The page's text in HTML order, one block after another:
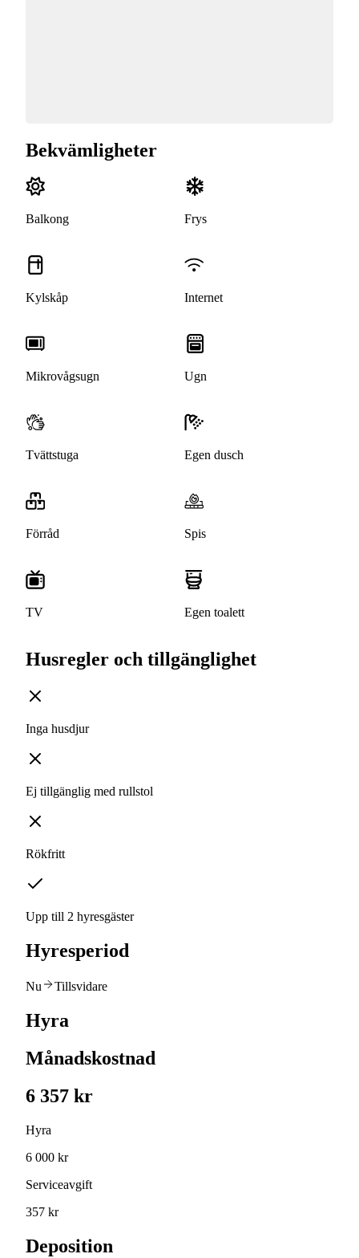
Bekvämligheter
Balkong Frys
Kylskåp Internet
Mikrovågsugn Ugn
Tvättstuga Egen dusch
Förråd Spis
TV Egen toalett
Husregler och tillgänglighet
Inga husdjur
Ej tillgänglig med rullstol
Rökfritt
Upp till 2 hyresgäster
Hyresperiod
Nu Tillsvidare
Hyra
Månadskostnad
6 357 kr
Hyra
6 000 kr
Serviceavgift
357 kr
Deposition